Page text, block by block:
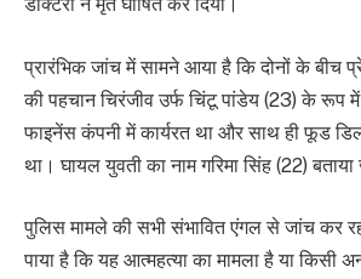
प्रारंभिक जांच में सामने आया है कि दोनों के बीच
की पहचान चिरंजीव उर्फ चिंटू पांडेय (23) के रूप
फाइनेंस कंपनी में कार्यरत था और साथ ही फूड
था। घायल युवती का नाम गरिमा सिंह (22) बताया
पुलिस मामले की सभी संभावित एंगल से जांच कर
पाया है कि यह आत्महत्या का मामला है या किसी